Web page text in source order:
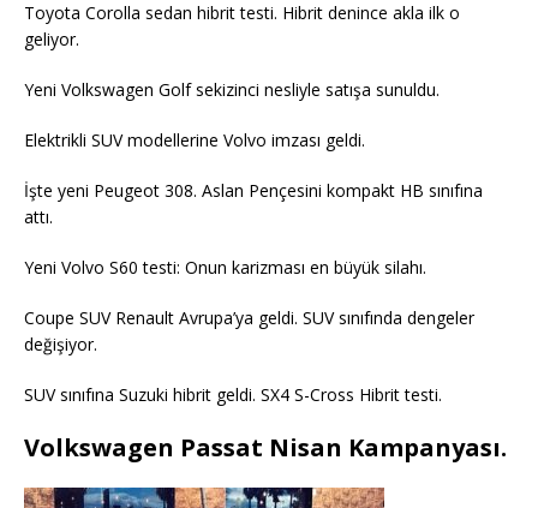
Toyota Corolla sedan hibrit testi. Hibrit denince akla ilk o
geliyor.
Yeni Volkswagen Golf sekizinci nesliyle satışa sunuldu.
Elektrikli SUV modellerine Volvo imzası geldi.
İşte yeni Peugeot 308. Aslan Pençesini kompakt HB sınıfına
attı.
Yeni Volvo S60 testi: Onun karizması en büyük silahı.
Coupe SUV Renault Avrupa’ya geldi. SUV sınıfında dengeler
değişiyor.
SUV sınıfına Suzuki hibrit geldi. SX4 S-Cross Hibrit testi.
Volkswagen Passat Nisan Kampanyası.